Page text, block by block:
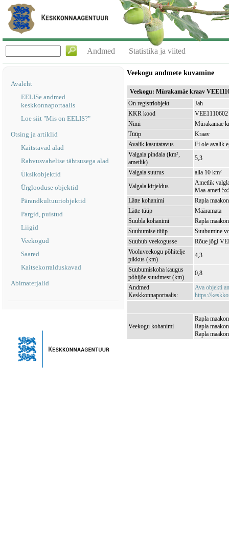
Andmed Statistika ja viited
Avaleht
EELISe andmed
keskkonnaportaalis
Loe siit "Mis on EELIS?"
Otsing ja artiklid
Kaitstavad alad
Rahvusvahelise tähtsusega alad
Üksikobjektid
Ürglooduse objektid
Pärandkultuuriobjektid
Pargid, puistud
Liigid
Veekogud
Saared
Kaitsekorralduskavad
Abimaterjalid
Veekogu andmete kuvamine
Veekogu: Mürakamäe kraav
On registriobjekt
Jah
KKR kood
VEE1110602
Nimi
Mürakamäe
Tüüp
Kraav
Avalik kasutatavus
Ei ole avalik
Valgala pindala (km²,
ametlik)
5,3
Valgala suurus
alla 10 km²
Valgala kirjeldus
Ametlik
Maa-ameti
Lätte kohanimi
Rapla
Lätte tüüp
Määramata
Suubla kohanimi
Rapla
Suubumise tüüp
Suubumine
Suubub veekogusse
Rõue jõgi
Vooluveekogu põhitelje
pikkus (km)
4,3
Suubumiskoha kaugus
põhijõe suudmest (km)
0,8
Andmed
Keskkonnaportaalis:
Ava objekti
https://
Veekogu kohanimi
Rapla
Rapla
Rapla